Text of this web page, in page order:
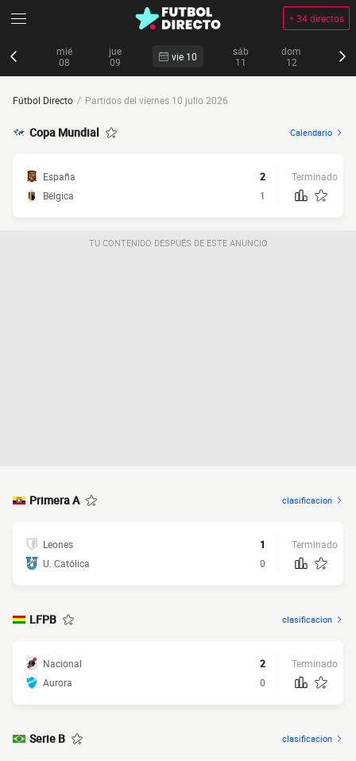
34 directos
mié
08
jue
09
vie 10
sáb
11
dom
12
Fútbol Directo Partidos del viernes 10 julio 2026
Copa Mundial Calendario
España
2
Bélgica
1
Terminado
TU CONTENIDO DESPUÉS DE ESTE ANUNCIO
Primera A clasificacion
Leones
1
U. Católica
0
Terminado
LFPB clasificacion
Nacional
2
Aurora
0
Terminado
Serie B clasificacion